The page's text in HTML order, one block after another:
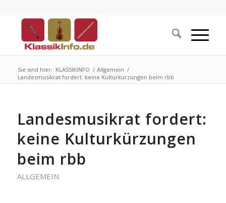
Sie sind hier: KLASSIKINFO / Allgemein /
Landesmusikrat fordert: keine Kulturkürzungen beim rbb
Landesmusikrat fordert:
keine Kulturkürzungen
beim rbb
ALLGEMEIN